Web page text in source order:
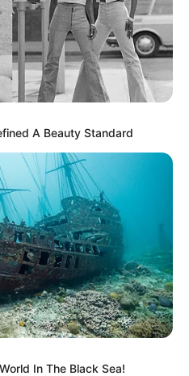
A Beauty Standard
In The Black Sea!